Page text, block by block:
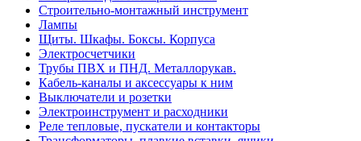
Строительно-монтажный инструмент
Лампы
Щиты. Шкафы. Боксы. Корпуса
Электросчетчики
Трубы ПВХ и ПНД. Металлорукав.
Кабель-каналы и аксессуары к ним
Выключатели и розетки
Электроинструмент и расходники
Реле тепловые, пускатели и контакторы